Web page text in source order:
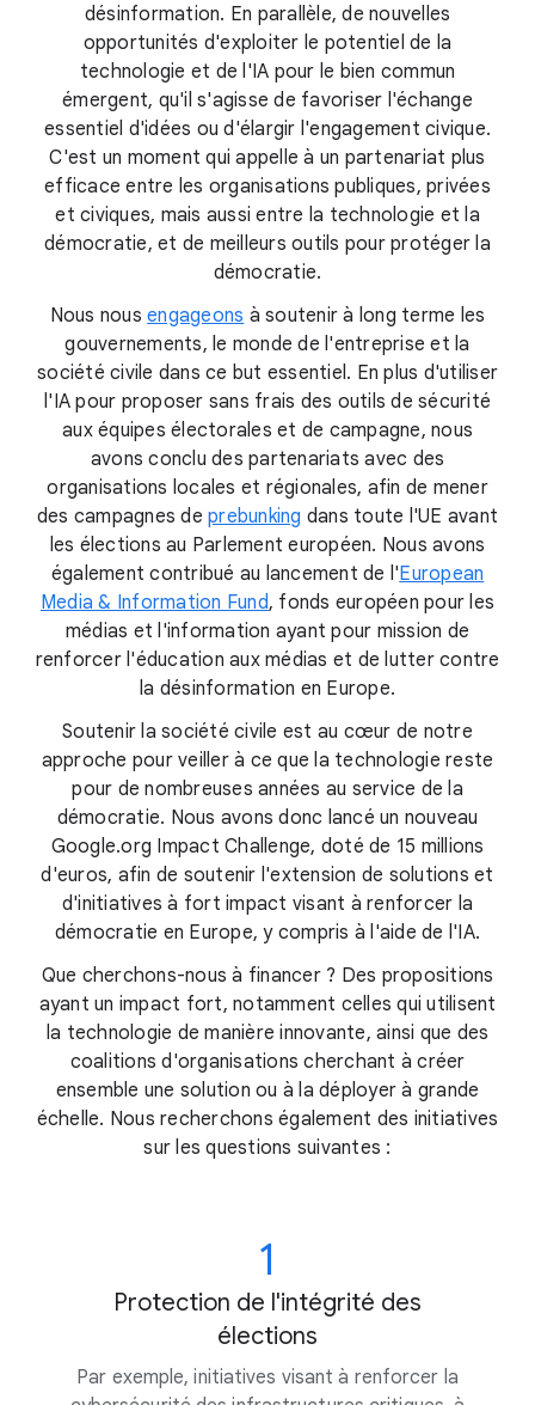
désinformation. En parallèle, de nouvelles
opportunités d'exploiter le potentiel de la
technologie et de l'IA pour le bien commun
émergent, qu'il s'agisse de favoriser l'échange
essentiel d'idées ou d'élargir l'engagement civique.
C'est un moment qui appelle à un partenariat plus
efficace entre les organisations publiques, privées
et civiques, mais aussi entre la technologie et la
démocratie, et de meilleurs outils pour protéger la
démocratie.
Nous nousengageons à soutenir à long terme les
gouvernements, le monde de l'entreprise et la
société civile dans ce but essentiel. En plus d'utiliser
l'IA pour proposer sans frais des outils de sécurité
aux équipes électorales et de campagne, nous
avons conclu des partenariats avec des
organisations locales et régionales, afin de mener
des campagnes deprebunking dans toute l'UE avant
les élections au Parlement européen. Nous avons
également contribué au lancement de l'European
Media & Information Fund, fonds européen pour les
médias et l'information ayant pour mission de
renforcer l'éducation aux médias et de lutter contre
la désinformation en Europe.
Soutenir la société civile est au cœur de notre
approche pour veiller à ce que la technologie reste
pour de nombreuses années au service de la
démocratie. Nous avons donc lancé un nouveau
Google.org Impact Challenge, doté de 15 millions
d'euros, afin de soutenir l'extension de solutions et
d'initiatives à fort impact visant à renforcer la
démocratie en Europe, y compris à l'aide de l'IA.
Que cherchons-nous à financer ? Des propositions
ayant un impact fort, notamment celles qui utilisent
la technologie de manière innovante, ainsi que des
coalitions d'organisations cherchant à créer
ensemble une solution ou à la déployer à grande
échelle. Nous recherchons également des initiatives
sur les questions suivantes :
1
Protection de l'intégrité des
élections
Par exemple, initiatives visant à renforcer la